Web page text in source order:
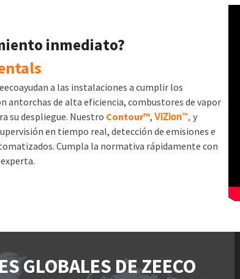
inmediato?
a las instalaciones a cumplir los
antorchas de alta eficiencia, combustores de vapor
su despliegue. Nuestro Contour™, ViZion™, y
en tiempo real, detección de emisiones e
Cumpla la normativa rápidamente con
GLOBALES DE ZEECO